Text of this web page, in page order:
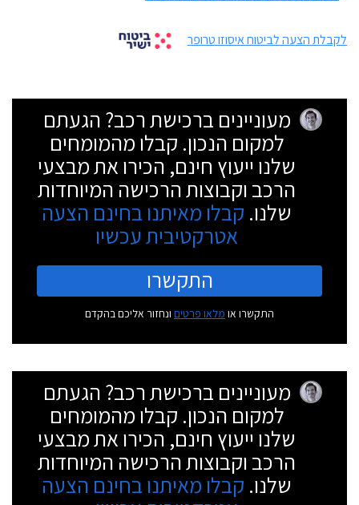
לקבלת הצעה לביטוח איסוזו טרופר
מעוניינים ברכישת רכב? הגעתם
למקום הנכון. קבלו מהמומחים
שלנו ייעוץ חינם, הכירו את מבצעי
הרכב וקבוצות הרכישה המיוחדות
שלנו. קבלו מאיתנו בחינם הצעה
אטרקטיבית עכשיו
התקשרו
התקשרו או מלאו פרטים ונחזור אליכם בהקדם
מעוניינים ברכישת רכב? הגעתם
למקום הנכון. קבלו מהמומחים
שלנו ייעוץ חינם, הכירו את מבצעי
הרכב וקבוצות הרכישה המיוחדות
שלנו. קבלו מאיתנו בחינם הצעה